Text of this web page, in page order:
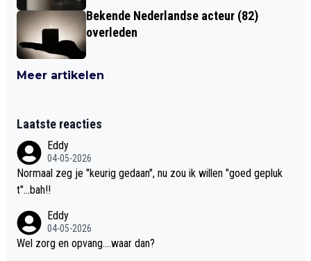
Bekende Nederlandse acteur (82)
overleden
Meer artikelen
Laatste reacties
Eddy
04-05-2026
Normaal zeg je "keurig gedaan", nu zou ik willen "goed gepluk
t"...bah!!
Eddy
04-05-2026
Wel zorg en opvang....waar dan?